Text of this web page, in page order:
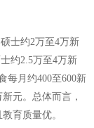
士约2万至4万新
约2.5万至4万新
每月约400至600新
元。总体而言，
育质量优。